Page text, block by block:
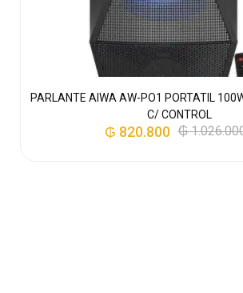
PARLANTE AIWA AW-PO1 PORTATIL
C/ CONTROL
₲
₲ 820.800